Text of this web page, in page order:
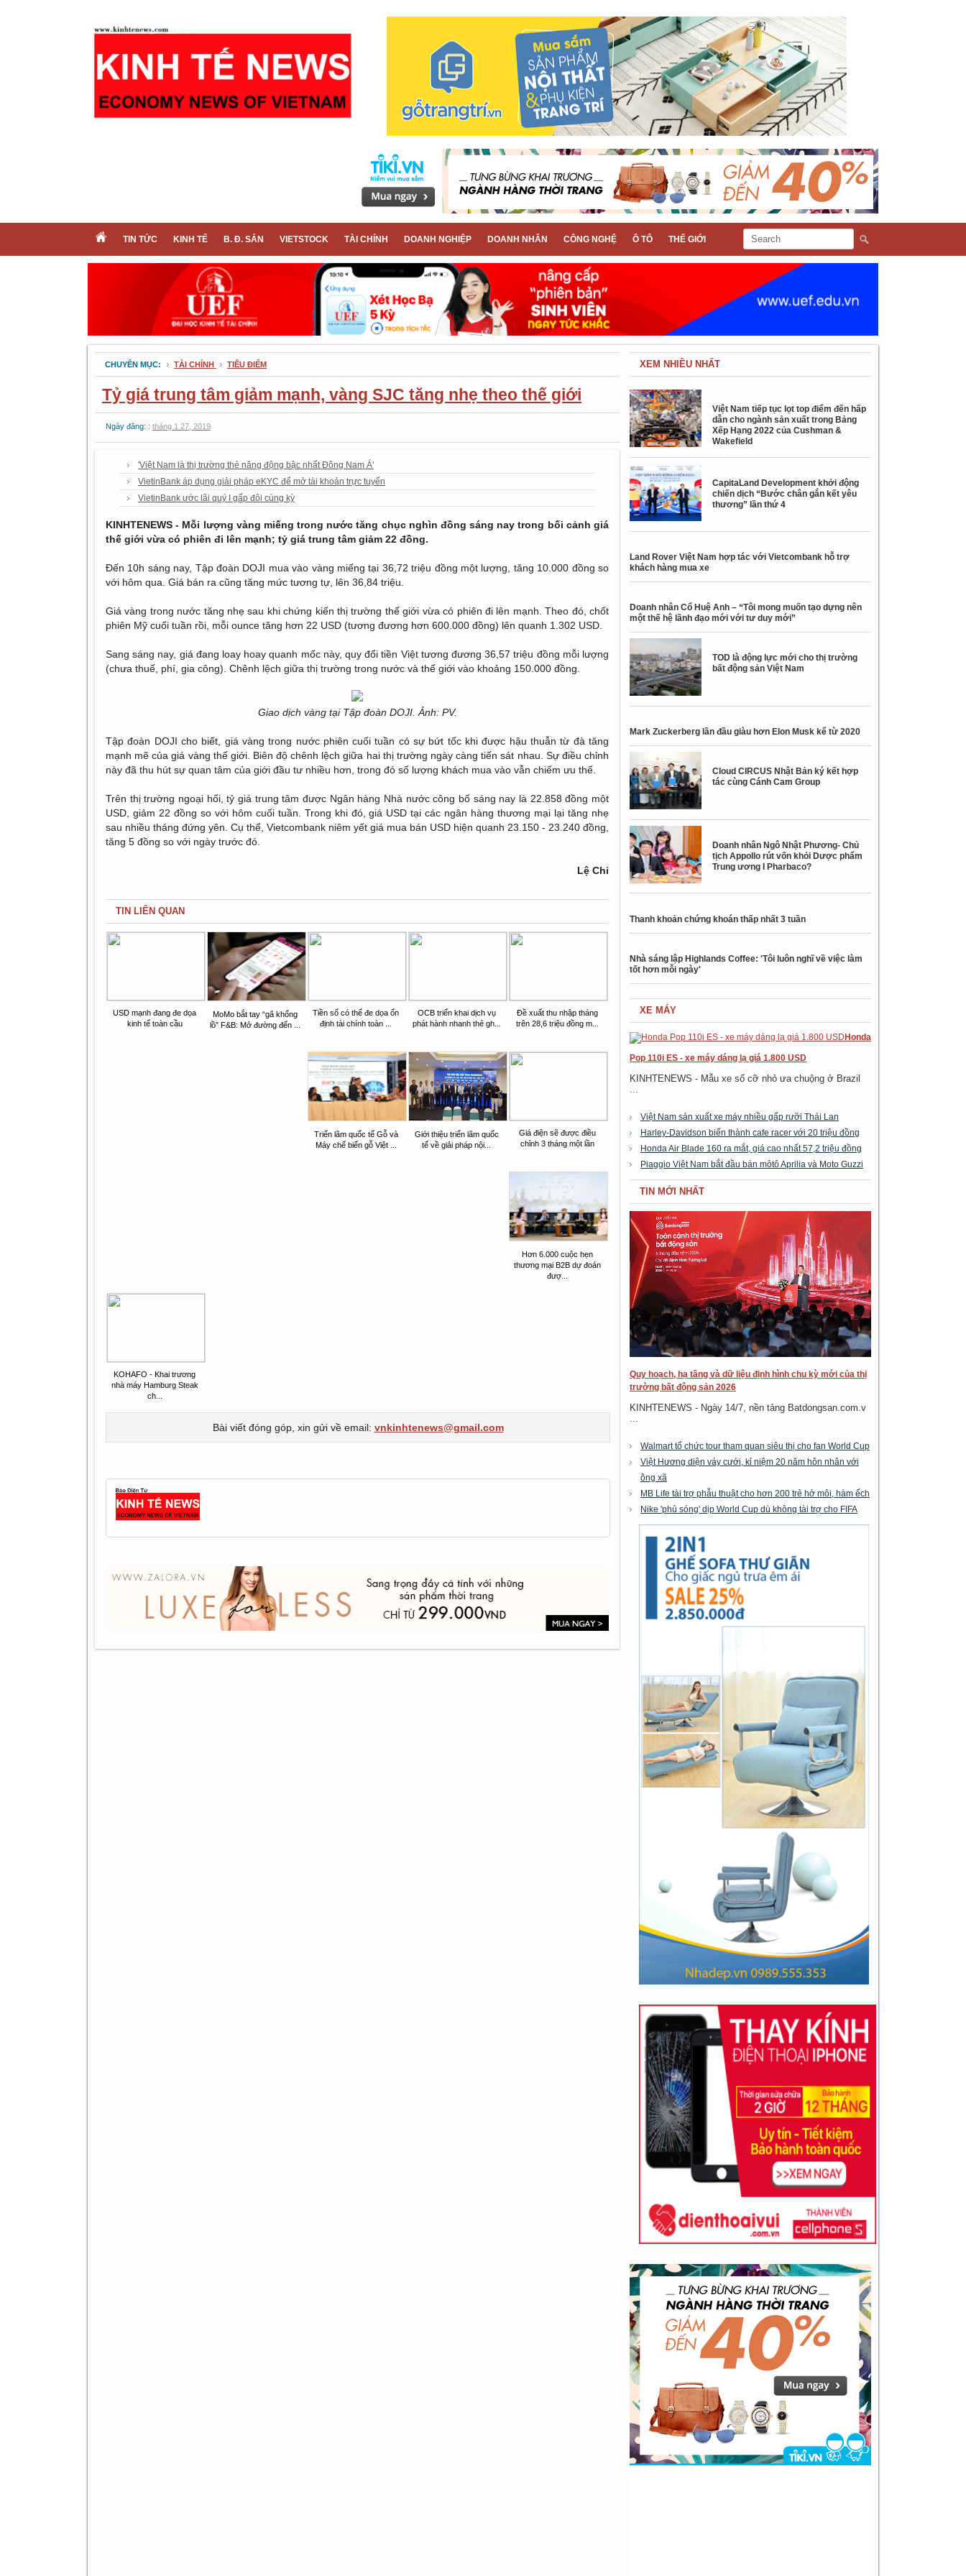
TIN TỨC KINH TẾ B. Đ. SẢN VIETSTOCK TÀI CHÍNH DOANH NGHIỆP DOANH NHÂN CÔNG NGHỆ Ô TÔ THẾ GIỚI
CHUYÊN MỤC: TÀI CHÍNH TIÊU ĐIỂM
Tỷ giá trung tâm giảm mạnh, vàng SJC tăng nhẹ theo thế giới
Ngày đăng: : tháng 1 27, 2019
'Việt Nam là thị trường thẻ năng động bậc nhất Đông Nam Á'
VietinBank áp dụng giải pháp eKYC để mở tài khoản trực tuyến
VietinBank ước lãi quý I gấp đôi cùng kỳ
KINHTENEWS - Mỗi lượng vàng miếng trong nước tăng chục nghìn đồng sáng nay trong bối cảnh giá
thế giới vừa có phiên đi lên mạnh; tỷ giá trung tâm giảm 22 đồng.
Đến 10h sáng nay, Tập đoàn DOJI mua vào vàng miếng tại 36,72 triệu đồng một lượng, tăng 10.000 đồng so
với hôm qua. Giá bán ra cũng tăng mức tương tự, lên 36,84 triệu.
Giá vàng trong nước tăng nhẹ sau khi chứng kiến thị trường thế giới vừa có phiên đi lên mạnh. Theo đó, chốt
phiên Mỹ cuối tuần rồi, mỗi ounce tăng hơn 22 USD (tương đương hơn 600.000 đồng) lên quanh 1.302 USD.
Sang sáng nay, giá đang loay hoay quanh mốc này, quy đổi tiền Việt tương đương 36,57 triệu đồng mỗi lượng
(chưa thuế, phí, gia công). Chênh lệch giữa thị trường trong nước và thế giới vào khoảng 150.000 đồng.
Giao dịch vàng tại Tập đoàn DOJI. Ảnh: PV.
Tập đoàn DOJI cho biết, giá vàng trong nước phiên cuối tuần có sự bứt tốc khi được hậu thuẫn từ đà tăng
mạnh mẽ của giá vàng thế giới. Biên độ chênh lệch giữa hai thị trường ngày càng tiến sát nhau. Sự điều chỉnh
này đã thu hút sự quan tâm của giới đầu tư nhiều hơn, trong đó số lượng khách mua vào vẫn chiếm ưu thế.
Trên thị trường ngoại hối, tỷ giá trung tâm được Ngân hàng Nhà nước công bố sáng nay là 22.858 đồng một
USD, giảm 22 đồng so với hôm cuối tuần. Trong khi đó, giá USD tại các ngân hàng thương mại lại tăng nhẹ
sau nhiều tháng đứng yên. Cụ thể, Vietcombank niêm yết giá mua bán USD hiện quanh 23.150 - 23.240 đồng,
tăng 5 đồng so với ngày trước đó.
Lệ Chi
TIN LIÊN QUAN
USD mạnh đang đe dọa
kinh tế toàn cầu
MoMo bắt tay “gã khổng
lồ” F&B: Mở đường đến ...
Tiền số có thể đe dọa ổn
định tài chính toàn ...
OCB triển khai dịch vụ
phát hành nhanh thẻ gh...
Đề xuất thu nhập tháng
trên 28,6 triệu đồng m...
Triển lãm quốc tế Gỗ và
Máy chế biến gỗ Việt ...
Giới thiệu triển lãm quốc
tế về giải pháp nội...
Giá điện sẽ được điều
chỉnh 3 tháng một lần
Hơn 6.000 cuộc hẹn
thương mại B2B dự đoán
đượ...
KOHAFO - Khai trương
nhà máy Hamburg Steak
ch...
Bài viết đóng góp, xin gửi về email: vnkinhtenews@gmail.com
XEM NHIỀU NHẤT
Việt Nam tiếp tục lọt top điểm đến hấp
dẫn cho ngành sản xuất trong Bảng
Xếp Hạng 2022 của Cushman &
Wakefield
CapitaLand Development khởi động
chiến dịch “Bước chân gắn kết yêu
thương” lần thứ 4
Land Rover Việt Nam hợp tác với Vietcombank hỗ trợ
khách hàng mua xe
Doanh nhân Cổ Huệ Anh – “Tôi mong muốn tạo dựng nên
một thế hệ lãnh đạo mới với tư duy mới”
TOD là động lực mới cho thị trường
bất động sản Việt Nam
Mark Zuckerberg lần đầu giàu hơn Elon Musk kể từ 2020
Cloud CIRCUS Nhật Bản ký kết hợp
tác cùng Cánh Cam Group
Doanh nhân Ngô Nhật Phương- Chủ
tịch Appollo rút vốn khỏi Dược phẩm
Trung ương I Pharbaco?
Thanh khoản chứng khoán thấp nhất 3 tuần
Nhà sáng lập Highlands Coffee: 'Tôi luôn nghĩ về việc làm
tốt hơn mỗi ngày'
XE MÁY
Honda
Pop 110i ES - xe máy dáng lạ giá 1.800 USD
KINHTENEWS - Mẫu xe số cỡ nhỏ ưa chuộng ở Brazil
Việt Nam sản xuất xe máy nhiều gấp rưỡi Thái Lan
Harley-Davidson biến thành cafe racer với 20 triệu đồng
Honda Air Blade 160 ra mắt, giá cao nhất 57,2 triệu đồng
Piaggio Việt Nam bắt đầu bán môtô Aprilia và Moto Guzzi
TIN MỚI NHẤT
Quy hoạch, hạ tầng và dữ liệu định hình chu kỳ mới của thị
trường bất động sản 2026
KINHTENEWS - Ngày 14/7, nền tảng Batdongsan.com.v
Walmart tổ chức tour tham quan siêu thị cho fan World Cup
Việt Hương diện váy cưới, kỉ niệm 20 năm hôn nhân với
ông xã
MB Life tài trợ phẫu thuật cho hơn 200 trẻ hở môi, hàm ếch
Nike 'phủ sóng' dịp World Cup dù không tài trợ cho FIFA